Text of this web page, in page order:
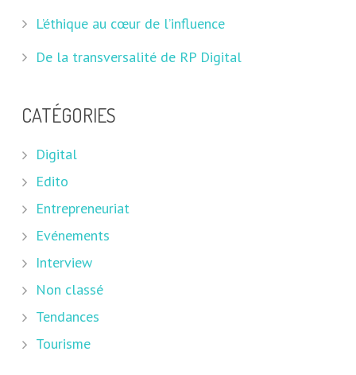
L’éthique au cœur de l’influence
De la transversalité de RP Digital
CATÉGORIES
Digital
Edito
Entrepreneuriat
Evénements
Interview
Non classé
Tendances
Tourisme